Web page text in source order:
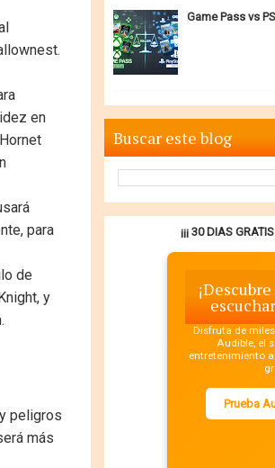
en
para
de
y
peligros
más
Game Pass vs
Buscar este blog
¡¡¡ 30 DIAS
Disfruta de
Audible, el
entretenimiento
Prueba